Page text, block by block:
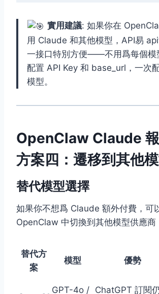
實用建議: 如果你在
用 Claude 和其他模型，API易
一接口特別方便——不用爲每個模
配置 API Key 和 base_url，一次
模型。
OpenClaw Claude
方案四：遷移到其他
替代模型選擇
如果你不想爲 Claude 額外付費，可
OpenClaw 中切換到其他模型供應商
替代方
案
模型 優勢
GPT-4o / ChatGPT 訂閱